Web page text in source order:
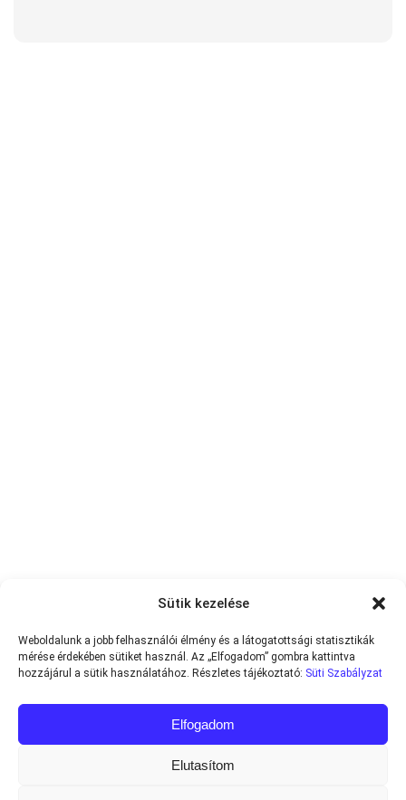
Sütik kezelése
Weboldalunk a jobb felhasználói élmény és a látogatottsági statisztikák
mérése érdekében sütiket használ. Az „Elfogadom” gombra kattintva
hozzájárul a sütik használatához. Részletes tájékoztató: Süti Szabályzat
Elfogadom
Elutasítom